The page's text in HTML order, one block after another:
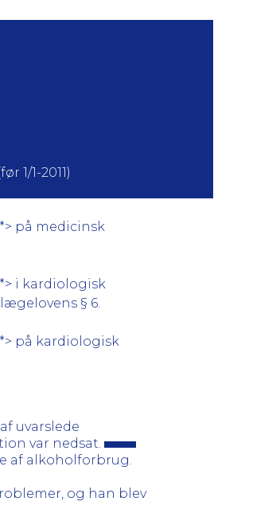
1/1-2011)
på medicinsk
i kardiologisk
§ 6.
på kardiologisk
uvarslede
var nedsat.
af alkoholforbrug.
og han blev